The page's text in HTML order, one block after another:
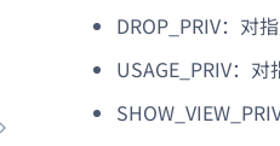
DROP_PRIV：对
USAGE_PRIV：